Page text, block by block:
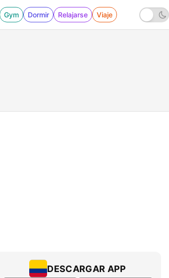
Gym Dormir Relajarse Viaje
DESCARGAR APP